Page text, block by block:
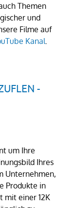
Themen
und
Filme auf
Kanal.
-
um Ihre
Ihres
Unternehmen,
Produkte in
mit einer 12K